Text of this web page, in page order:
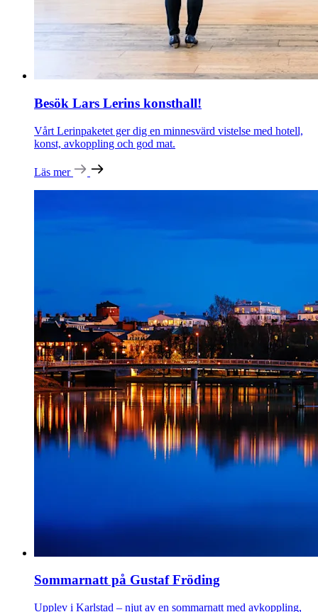
Besök Lars Lerins konsthall!
Vårt Lerinpaketet ger dig en minnesvärd vistelse med hotell,
konst, avkoppling och god mat.
Läs mer
Sommarnatt på Gustaf Fröding
Upplev i Karlstad – njut av en sommarnatt med avkoppling,